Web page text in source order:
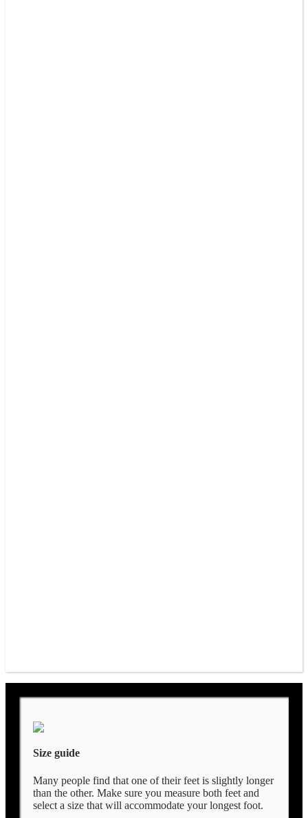
Size guide
Many people find that one of their feet is slightly longer
than the other. Make sure you measure both feet and
select a size that will accommodate your longest foot.